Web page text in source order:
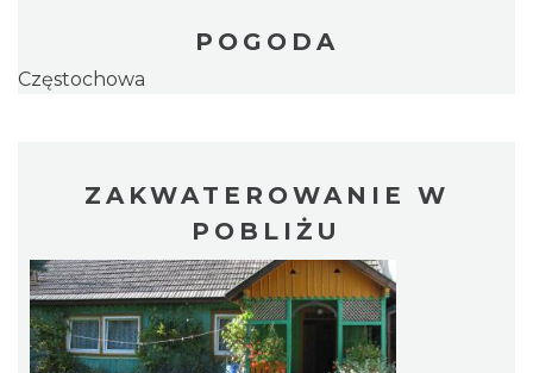
POGODA
Częstochowa
ZAKWATEROWANIE W
POBLIŻU